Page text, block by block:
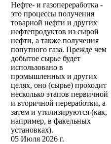
Нефте- и газопереработка -
это процессы получения
товарной нефти и других
нефтепродуктов из сырой
нефти, а также получения
попутного газа. Прежде чем
добытое сырье будет
использовано в
промышленных и других
целях, оно (сырье) проходит
несколько этапов первичной
и вторичной переработки, а
затем и утилизируются (как,
например, в факельных
установках).
05 Июля 2026 г.